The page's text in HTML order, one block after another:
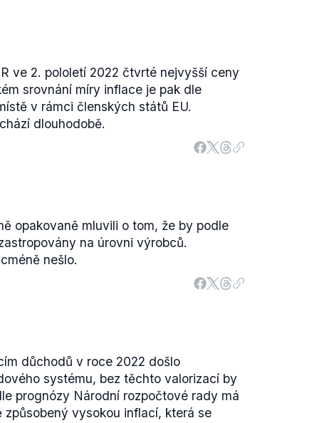
ve 2. pololetí 2022 čtvrté nejvyšší ceny
srovnání míry inflace je pak dle
v rámci členských států EU.
dlouhodobě.
opakovaně mluvili o tom, že by podle
na úrovni výrobců.
nešlo.
důchodů v roce 2022 došlo
systému, bez těchto valorizací by
prognózy Národní rozpočtové rady má
vysokou inflací, která se